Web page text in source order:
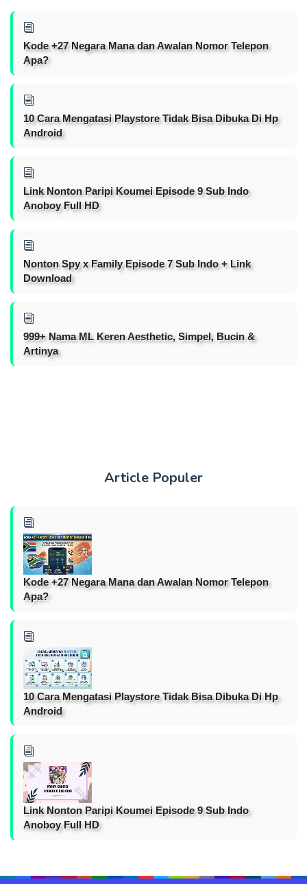
Kode +27 Negara Mana dan Awalan Nomor Telepon
Apa?
10 Cara Mengatasi Playstore Tidak Bisa Dibuka Di Hp
Android
Link Nonton Paripi Koumei Episode 9 Sub Indo
Anoboy Full HD
Nonton Spy x Family Episode 7 Sub Indo + Link
Download
999+ Nama ML Keren Aesthetic, Simpel, Bucin &
Artinya
Article Populer
Kode +27 Negara Mana dan Awalan Nomor Telepon
Apa?
10 Cara Mengatasi Playstore Tidak Bisa Dibuka Di Hp
Android
Link Nonton Paripi Koumei Episode 9 Sub Indo
Anoboy Full HD